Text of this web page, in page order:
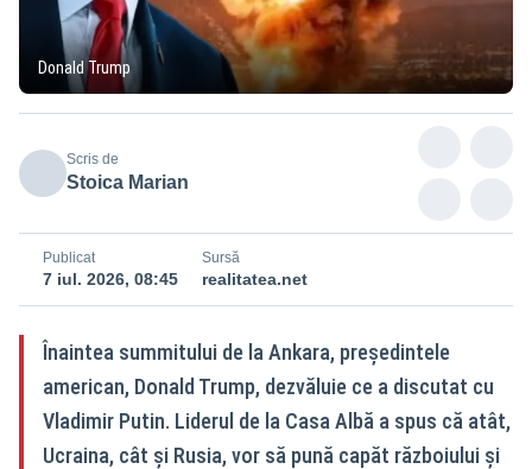
Donald Trump
Scris de
Stoica Marian
Publicat
7 iul. 2026, 08:45
Sursă
realitatea.net
Înaintea summitului de la Ankara, președintele
american, Donald Trump, dezvăluie ce a discutat cu
Vladimir Putin. Liderul de la Casa Albă a spus că atât,
Ucraina, cât și Rusia, vor să pună capăt războiului și